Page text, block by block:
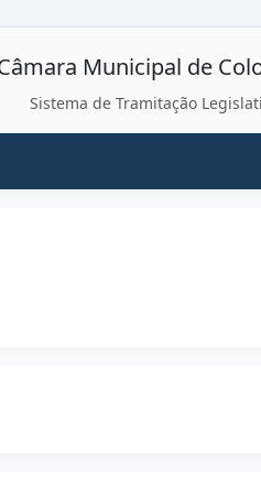
Municipal de
Sistema de Tramitação